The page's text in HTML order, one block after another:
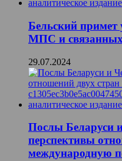
Бельский примет
МПС и связанных
29.07.2024
Послы Беларуси
перспективы
международную